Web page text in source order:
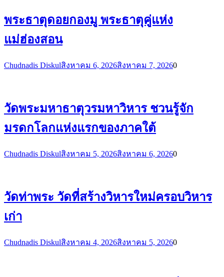
พระธาตุดอยกองมู พระธาตุคู่แห่ง
แม่ฮ่องสอน
Chudnadis Diskulสิงหาคม 6, 2026สิงหาคม 7, 20260
วัดพระมหาธาตุวรมหาวิหาร ชวนรู้จัก
มรดกโลกแห่งแรกของภาคใต้
Chudnadis Diskulสิงหาคม 5, 2026สิงหาคม 6, 20260
วัดท่าพระ วัดที่สร้างวิหารใหม่ครอบวิหาร
เก่า
Chudnadis Diskulสิงหาคม 4, 2026สิงหาคม 5, 20260